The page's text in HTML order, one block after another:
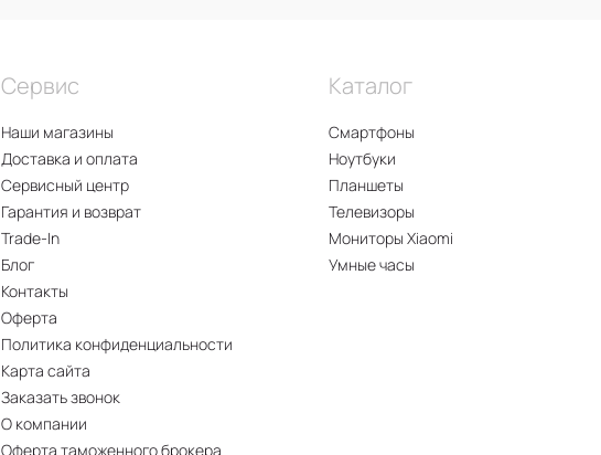
Сервис
Наши магазины
Доставка и оплата
Сервисный центр
Гарантия и возврат
Trade-In
Блог
Контакты
Оферта
Политика конфиденциальности
Карта сайта
Заказать звонок
О компании
Оферта таможенного брокера
Каталог
Смартфоны
Ноутбуки
Планшеты
Телевизоры
Мониторы Xiaomi
Умные часы